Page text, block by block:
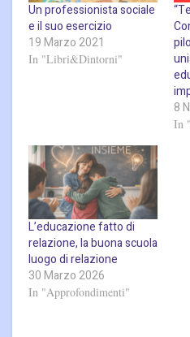
Un professionista sociale
e il suo esercizio
19 Marzo 2021
In "Libri&Dintorni"
8
In
L’educazione fatto di
relazione, la buona scuola
luogo di relazione
30 Marzo 2026
In "Approfondimenti"